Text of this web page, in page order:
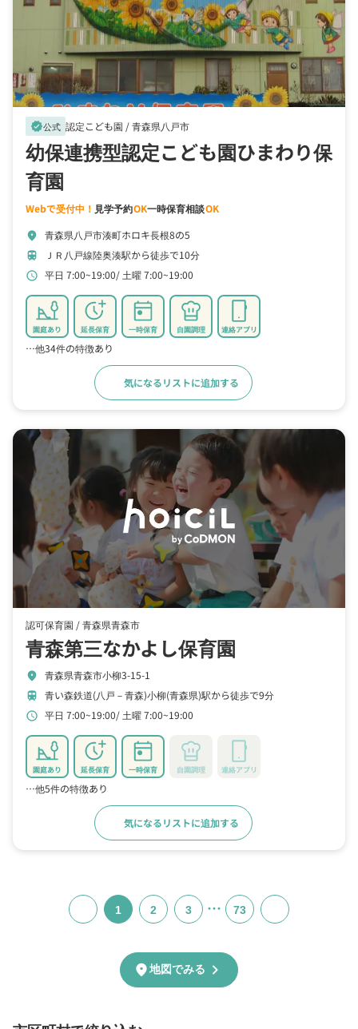
verified公式 認定こども園 /青森県八戸市
幼保連携型認定こども園ひまわり保
育園
Webで受付中！ 見学予約OK一時保育相談OK
location_on 青森県八戸市湊町ホロキ長根8の5
train ＪＲ八戸線陸奥湊駅から徒歩で10分
schedule 平日 7:00~19:00 土曜 7:00~19:00
園庭あり 延長保育 一時保育 自園調理 連絡アプリ
…他34件の特徴あり
気になるリストに追加する
認可保育園 /青森県青森市
青森第三なかよし保育園
location_on 青森県青森市小柳3-15-1
train 青い森鉄道(八戸－青森)小柳(青森県)駅から徒歩で9分
schedule 平日 7:00~19:00 土曜 7:00~19:00
園庭あり 延長保育 一時保育 自園調理 連絡アプリ
…他5件の特徴あり
気になるリストに追加する
1 2 3 … 73
location_on地図でみる chevron_right